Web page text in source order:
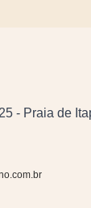
- Praia de